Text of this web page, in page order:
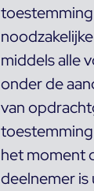
middels alle
onder de
van
het moment
deelnemer is